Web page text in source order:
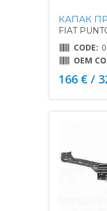
КАПАК
FIAT
CODE:
OEM
166 € /